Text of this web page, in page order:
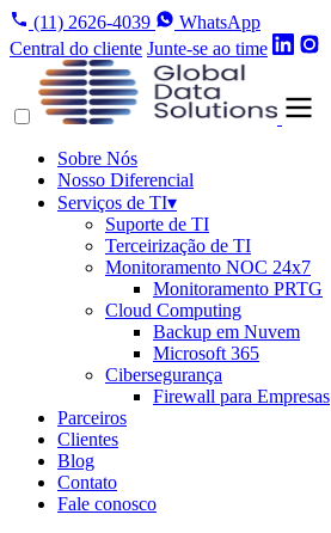
(11) 2626-4039
WhatsApp
Central do cliente Junte-se ao time
Sobre Nós
Nosso Diferencial
Serviços de TI▾
Suporte de TI
Terceirização de TI
Monitoramento NOC 24x7
Monitoramento PRTG
Cloud Computing
Backup em Nuvem
Microsoft 365
Cibersegurança
Firewall para Empresas
Parceiros
Clientes
Blog
Contato
Fale conosco